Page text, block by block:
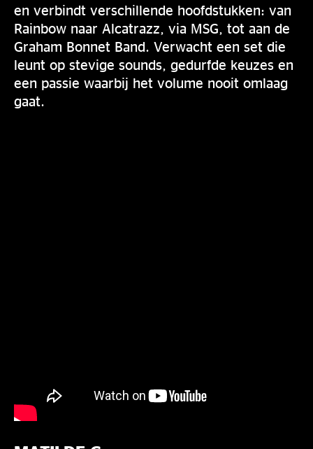
en verbindt verschillende hoofdstukken: van
Rainbow naar Alcatrazz, via MSG, tot aan de
Graham Bonnet Band. Verwacht een set die
leunt op stevige sounds, gedurfde keuzes en
een passie waarbij het volume nooit omlaag
gaat.